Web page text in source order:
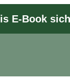
E-Book